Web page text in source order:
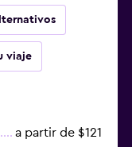
viaje
a partir de $121